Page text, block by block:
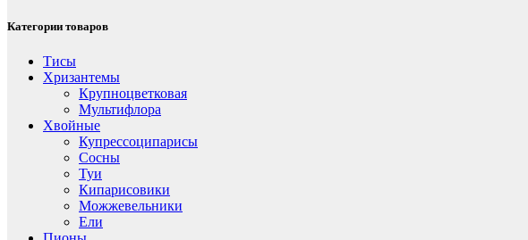
Категории товаров
Тисы
Хризантемы
Крупноцветковая
Мультифлора
Хвойные
Купрессоципарисы
Сосны
Туи
Кипарисовики
Можжевельники
Ели